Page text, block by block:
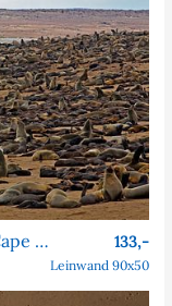
Wildes Leben – Robbenkolonie am Cape Cross 133,-
Leinwand 90x50